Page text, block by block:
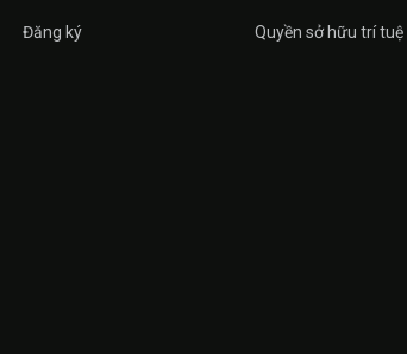
Đăng ký Quyền sở hữu trí tuệ